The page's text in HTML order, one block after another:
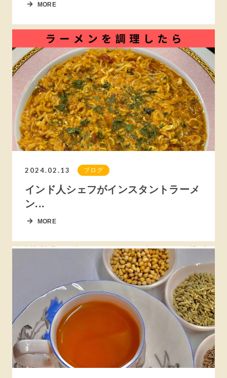
MORE
2024.02.13 ブログ
インド人シェフがインスタントラーメ
ン...
MORE